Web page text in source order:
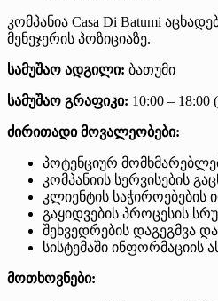
კომპანია Casa Di Batumi
მენეჯერის პოზიციაზე.
სამუშაო ადგილი: ბათუმი
სამუშაო გრაფიკი: 10:00 – 18:00
ძირითადი მოვალეობები:
პოტენციურ
კომპანიის სერვისების
კლიენტის საჭიროებების
გაყიდვების პროცესის
შეხვედრების დაგეგმვა
სისტემაში ინფორმაციის
მოთხოვნები: